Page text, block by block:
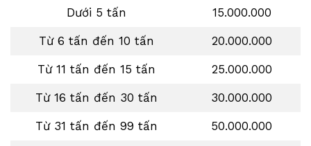
Dưới 5 tấn 15.000.000
Từ 6 tấn đến 10 tấn 20.000.000
Từ 11 tấn đến 15 tấn 25.000.000
Từ 16 tấn đến 30 tấn 30.000.000
Từ 31 tấn đến 99 tấn 50.000.000